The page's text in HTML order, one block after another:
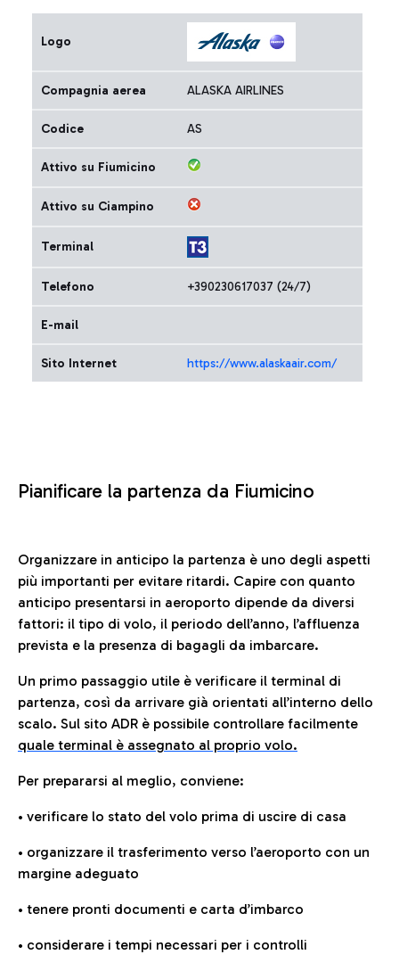
Logo
Compagnia aerea ALASKA AIRLINES
Codice AS
Attivo su Fiumicino
Attivo su Ciampino
Terminal
Telefono +390230617037 (24/7)
E-mail
Sito Internet https://www.alaskaair.com/
Pianificare la partenza da Fiumicino
Organizzare in anticipo la partenza è uno degli aspetti
più importanti per evitare ritardi. Capire con quanto
anticipo presentarsi in aeroporto dipende da diversi
fattori: il tipo di volo, il periodo dell’anno, l’affluenza
prevista e la presenza di bagagli da imbarcare.
Un primo passaggio utile è verificare il terminal di
partenza, così da arrivare già orientati all’interno dello
scalo. Sul sito ADR è possibile controllare facilmente
quale terminal è assegnato al proprio volo.
Per prepararsi al meglio, conviene:
• verificare lo stato del volo prima di uscire di casa
• organizzare il trasferimento verso l’aeroporto con un
margine adeguato
• tenere pronti documenti e carta d’imbarco
• considerare i tempi necessari per i controlli